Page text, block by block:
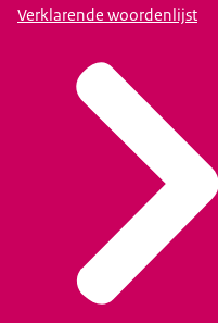
Verklarende woordenlijst